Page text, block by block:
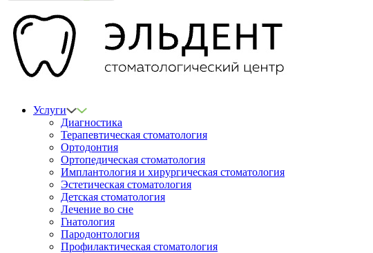
Услуги
Диагностика
Терапевтическая стоматология
Ортодонтия
Ортопедическая стоматология
Имплантология и хирургическая стоматология
Эстетическая стоматология
Детская стоматология
Лечение во сне
Гнатология
Пародонтология
Профилактическая стоматология